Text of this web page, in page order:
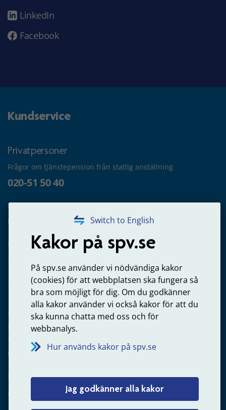
Switch to English
Kakor på spv.se
På spv.se använder vi nödvändiga kakor
(cookies) för att webbplatsen ska fungera så
bra som möjligt för dig. Om du godkänner
alla kakor använder vi också kakor för att du
ska kunna chatta med oss och för
webbanalys.
Hur används kakor på spv.se
Jag godkänner alla kakor
LinkedIn
Facebook
Kundservice
Privatpersoner
Frågor om tjänstepension från statlig anställning
020-51 50 40
Frågor om utbetalning
020-65 00 65
Kontakta oss
Arbetsgivare
Frågor om administration av tjänstepension från statlig
anställning
060-18 75 03
Kontakta oss
Arbetsgivare – skicka mejl till oss